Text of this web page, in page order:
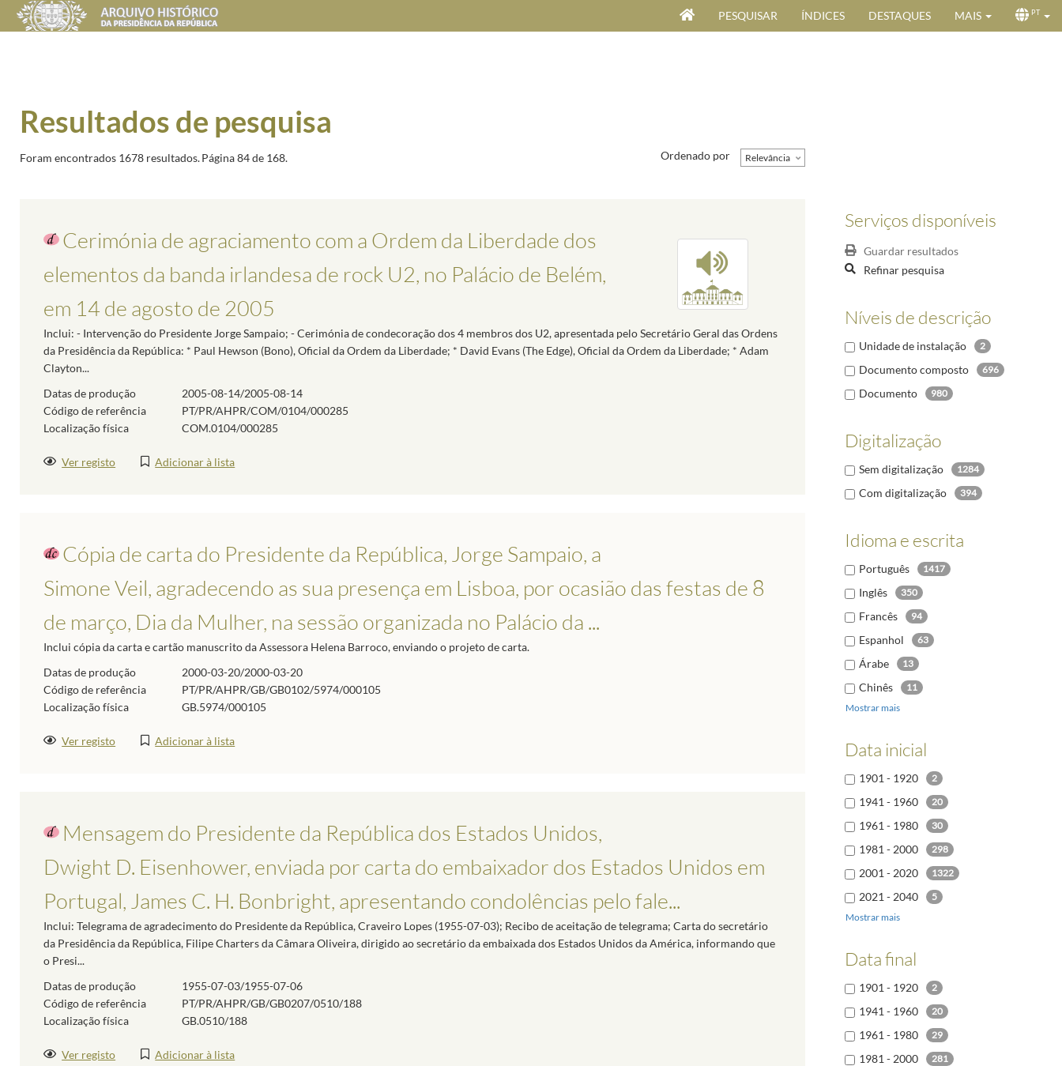
PESQUISAR ÍNDICES DESTAQUES MAIS PT
Resultados de pesquisa
Serviços disponíveis
Guardar resultados
Refinar pesquisa
Níveis de descrição
Unidade de instalação 2
Documento composto 696
Documento 980
Digitalização
Sem digitalização 1284
Com digitalização 394
Idioma e escrita
Português 1417
Inglês 350
Francês 94
Espanhol 63
Árabe 13
Chinês 11
Alemão
Ucraniano 6
Sueco 5
Mostrar mais
Data inicial
1901 - 1920 2
1941 - 1960 20
1961 - 1980 30
1981 - 2000 298
2001 - 2020 1322
2021 - 2040
5
Mostrar mais
Data final
1901 - 1920 2
1941 - 1960 20
1961 - 1980 29
1981 - 2000 281
Foram encontrados 1678 resultados.Página 84 de 168. Ordenado por Relevância
Cerimónia de agraciamento com a Ordem da Liberdade dos
elementos da banda irlandesa de rock U2, no Palácio de Belém,
em 14 de agosto de 2005
Inclui: - Intervenção do Presidente Jorge Sampaio; - Cerimónia de condecoração dos 4 membros dos U2, apresentada pelo Secretário Geral das Ordens
da Presidência da República: * Paul Hewson (Bono), Oficial da Ordem da Liberdade; * David Evans (The Edge), Oficial da Ordem da Liberdade; * Adam
Clayton...
Datas de produção
2005-08-14/2005-08-14
Código de referência
PT/PR/AHPR/COM/0104/000285
Localização física
COM.0104/000285
Ver registo Adicionar à lista
Cópia de carta do Presidente da República, Jorge Sampaio, a
Simone Veil, agradecendo as sua presença em Lisboa, por ocasião das festas de 8
de março, Dia da Mulher, na sessão organizada no Palácio da ...
Inclui cópia da carta e cartão manuscrito da Assessora Helena Barroco, enviando o projeto de carta.
Datas de produção
2000-03-20/2000-03-20
Código de referência
PT/PR/AHPR/GB/GB0102/5974/000105
Localização física
GB.5974/000105
Ver registo Adicionar à lista
Mensagem do Presidente da República dos Estados Unidos,
Dwight D. Eisenhower, enviada por carta do embaixador dos Estados Unidos em
Portugal, James C. H. Bonbright, apresentando condolências pelo fale...
Inclui: Telegrama de agradecimento do Presidente da República, Craveiro Lopes (1955-07-03); Recibo de aceitação de telegrama; Carta do secretário
da Presidência da República, Filipe Charters da Câmara Oliveira, dirigido ao secretário da embaixada dos Estados Unidos da América, informando que
o Presi...
Datas de produção
1955-07-03/1955-07-06
Código de referência
PT/PR/AHPR/GB/GB0207/0510/188
Localização física
GB.0510/188
Ver registo Adicionar à lista